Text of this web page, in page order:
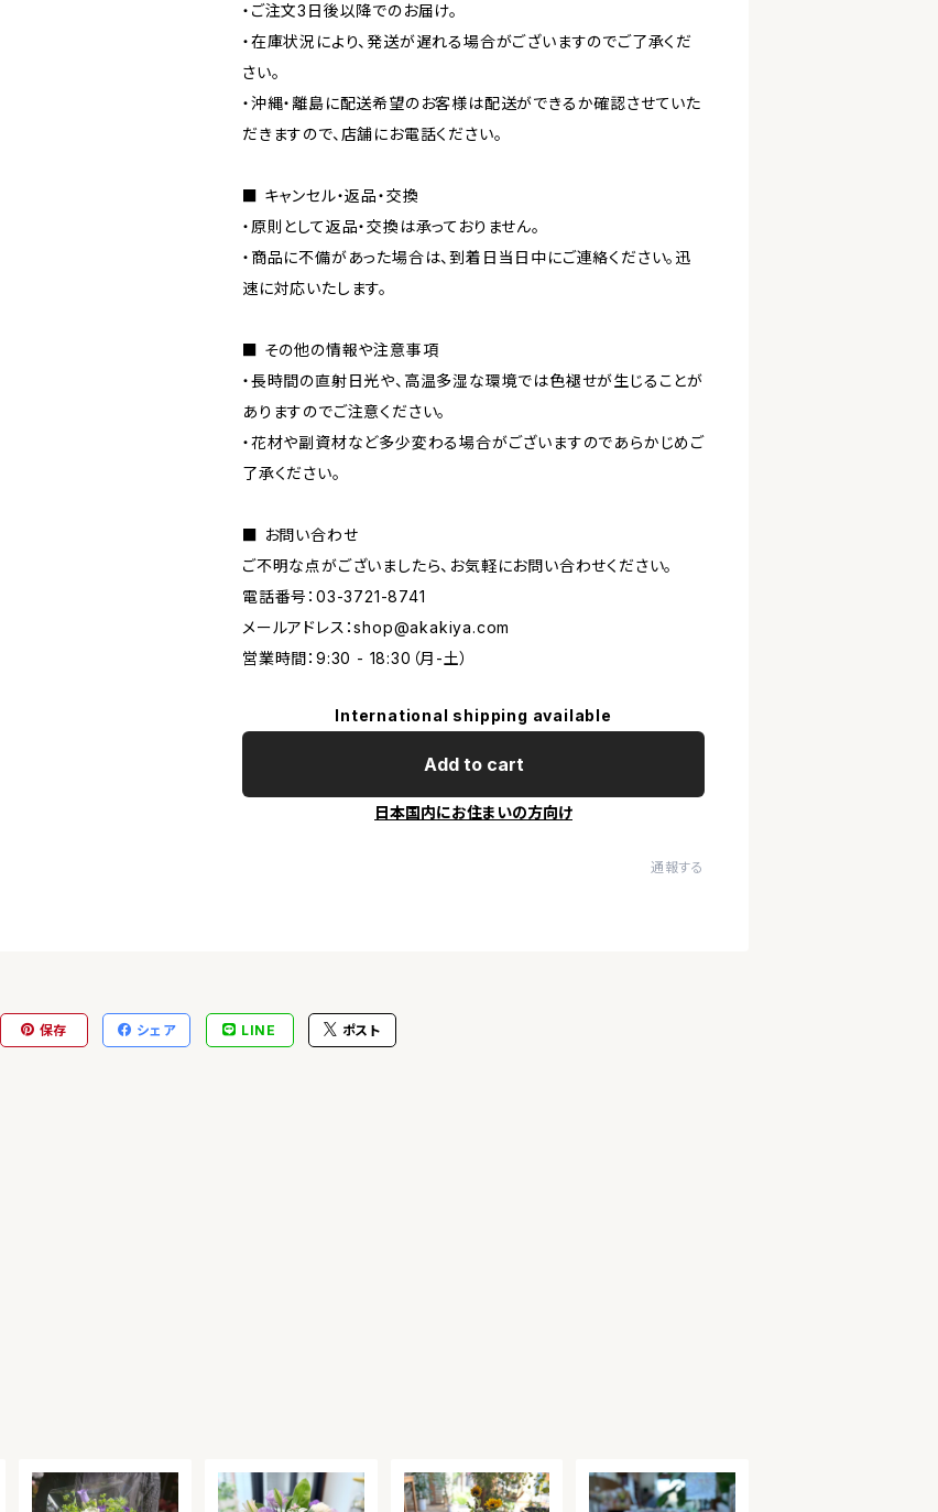
・ご注文3日後以降でのお届け。
・在庫状況により、発送が遅れる場合がございますのでご了承くだ
さい。
・沖縄・離島に配送希望のお客様は配送ができるか確認させていた
だきますので、店舗にお電話ください。
■ キャンセル・返品・交換
・原則として返品・交換は承っておりません。
・商品に不備があった場合は、到着日当日中にご連絡ください。迅
速に対応いたします。
■ その他の情報や注意事項
・長時間の直射日光や、高温多湿な環境では色褪せが生じることが
ありますのでご注意ください。
・花材や副資材など多少変わる場合がございますのであらかじめご
了承ください。
■ お問い合わせ
ご不明な点がございましたら、お気軽にお問い合わせください。
電話番号：03-3721-8741
メールアドレス：shop@akakiya.com
営業時間：9:30 - 18:30（月-土）
International shipping available
Add to cart
日本国内にお住まいの方向け
通報する
保存 シェア LINE ポスト